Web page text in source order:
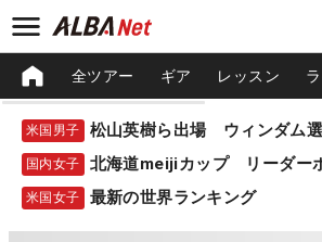
全ツアー ギア レッスン
米国男子
国内女子 北海道meijiカップ リーダー
米国女子 最新の世界ランキング